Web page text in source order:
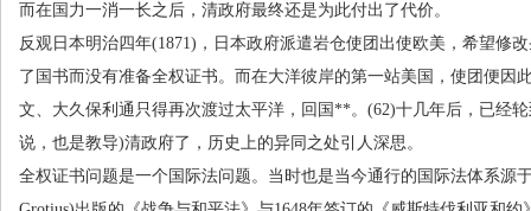
而在国力一消一长之后，清政府最终还是为此付出了代价。
反观日本明治四年(1871) ，日本政府派遣岩仓使团出使欧美，希望修
了国书而没有准备全权证书。而在大洋彼岸的第一站美国，使团便因
文、大久保利通只得再次渡过太平洋，回国**。 (62)十几年后，已经
说，也是教导)清政府了，历史上的异同之处引人深思。
全权证书问题是一个国际法问题。当时也是当今通行的国际法体系源